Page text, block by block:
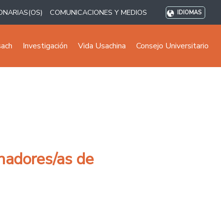
COMUNICACIONES Y MEDIOS IDIOMAS
Investigación Vida Usachina Consejo Universitario
as de